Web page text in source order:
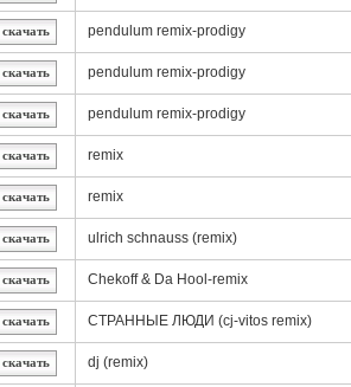
скачать pendulum remix-prodigy
скачать pendulum remix-prodigy
скачать pendulum remix-prodigy
скачать remix
скачать remix
скачать ulrich schnauss (remix)
скачать Chekoff & Da Hool-remix
скачать СТРАННЫЕ ЛЮДИ (cj-vitos remix)
скачать dj (remix)